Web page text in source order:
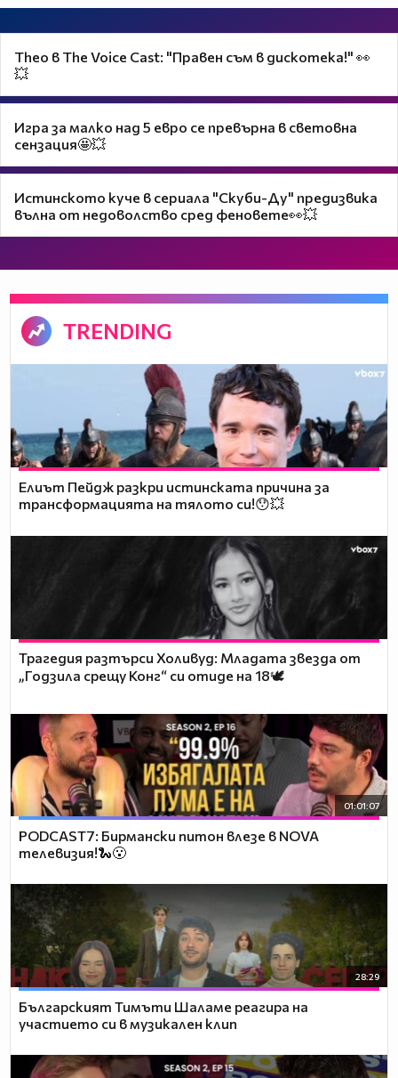
Theo в The Voice Cast: "Правен съм в дискотека!" 👀
💥
Игра за малко над 5 евро се превърна в световна
сензация🤩💥
Истинското куче в сериала "Скуби-Ду" предизвика
вълна от недоволство сред феновете👀💥
TRENDING
Елиът Пейдж разкри истинската причина за
трансформацията на тялото си!😯💥
Трагедия разтърси Холивуд: Младата звезда от
„Годзила срещу Конг“ си отиде на 18🕊️
01:01:07
PODCAST7: Бирмански питон влезе в NOVA
телевизия!🐍😮
28:29
Българският Тимъти Шаламе реагира на
участието си в музикален клип